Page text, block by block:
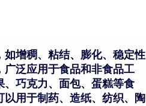
增稠、粘结、膨化、稳定性
泛应用于食品和非食品工
巧克力、面包、蛋糕等食
用于制药、造纸、纺织、陶